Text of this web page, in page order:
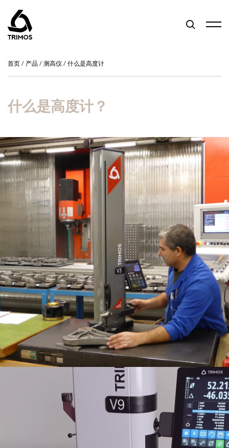
首页 / 产品 / 测高仪 / 什么是高度计
什么是高度计？